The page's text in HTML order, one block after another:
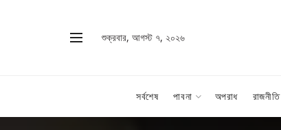
শুক্রবার, আগস্ট ৭, ২০২৬
সর্বশেষ পাবনা অপরাধ রাজনীতি